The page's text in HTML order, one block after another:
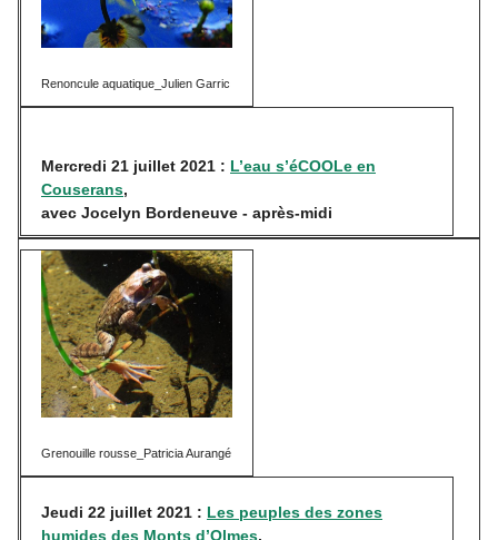
Renoncule aquatique_Julien Garric
Mercredi 21 juillet 2021 : L’eau s’éCOOLe en
Couserans,
avec Jocelyn Bordeneuve - après-midi
Grenouille rousse_Patricia Aurangé
Jeudi 22 juillet 2021 : Les peuples des zones
humides des Monts d’Olmes,